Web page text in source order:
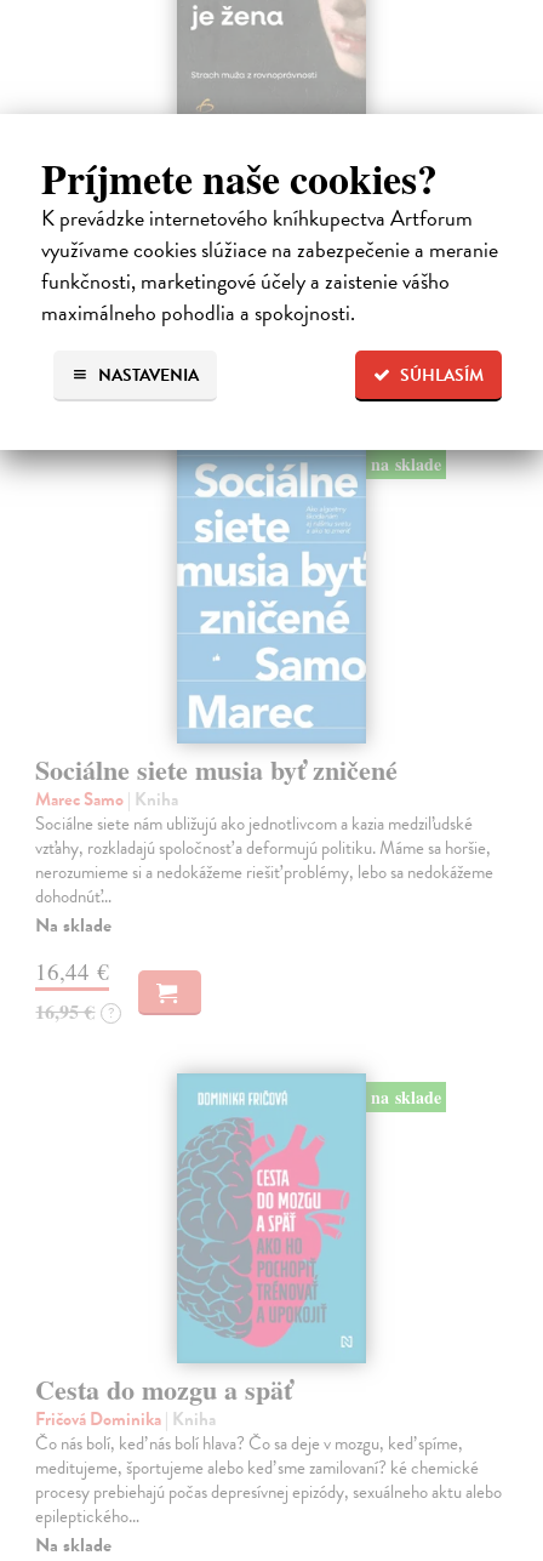
Príjmete naše cookies?
K prevádzke internetového kníhkupectva Artforum
využívame cookies slúžiace na zabezpečenie a meranie
funkčnosti, marketingové účely a zaistenie vášho
maximálneho pohodlia a spokojnosti.
SÚHLASÍM
NASTAVENIA
Marneros Andreas| Kniha
JE TO MOŽNO NAJVÄČŠIA REVOLÚCIA NAŠICH DNÍ:
rovnocennosť a rovnoprávnosť ženy a muža. Vojna a mier medzi
pohlaviami sa však nezačali feminizmom 20. storočia, ale ich
spolužitím.
Zasielame do 14 dní
24,50 € ?
na sklade
Sociálne siete musia byť zničené
Marec Samo| Kniha
Sociálne siete nám ubližujú ako jednotlivcom a kazia medziľudské
vzťahy, rozkladajú spoločnosť a deformujú politiku. Máme sa horšie,
nerozumieme si a nedokážeme riešiť problémy, lebo sa nedokážeme
dohodnúť…
Na sklade
16,44 €
16,95 € ?
na sklade
Cesta do mozgu a späť
Fričová Dominika| Kniha
Čo nás bolí, keď nás bolí hlava? Čo sa deje v mozgu, keď spíme,
meditujeme, športujeme alebo keď sme zamilovaní? ké chemické
procesy prebiehajú počas depresívnej epizódy, sexuálneho aktu alebo
epileptického…
Na sklade